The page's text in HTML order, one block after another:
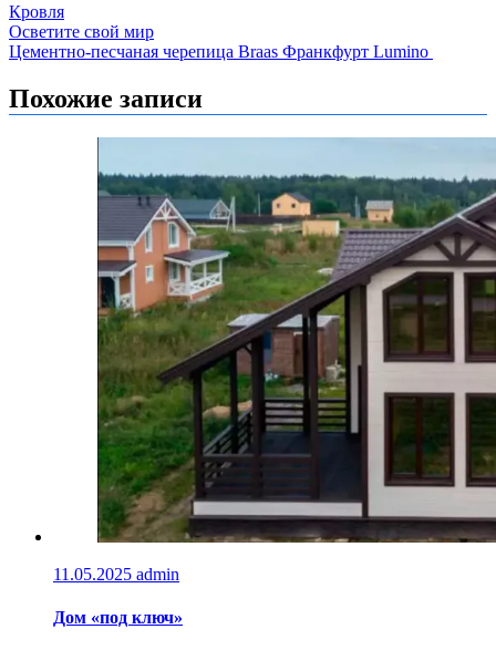
Кровля
Навигация
по
записям
Осветите свой мир
Цементно-песчаная черепица Braas Франкфурт Lumino
Похожие записи
11.05.2025 admin
Дом «под ключ»